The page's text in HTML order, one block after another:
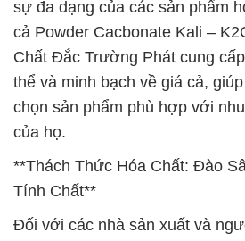
sự đa dạng của các sản phẩm
cả Powder Cacbonate Kali –
Chất Đắc Trường Phát cung
thể và minh bạch về giá cả,
chọn sản phẩm phù hợp với
của họ.
**Thách Thức Hóa Chất: Đào
Tính Chất**
Đối với các nhà sản xuất và